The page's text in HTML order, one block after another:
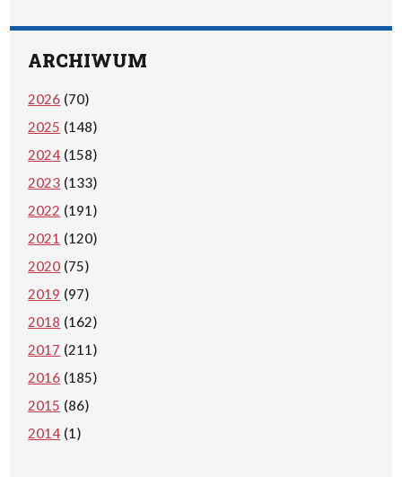
ARCHIWUM
2026 (70)
2025 (148)
2024 (158)
2023 (133)
2022 (191)
2021 (120)
2020 (75)
2019 (97)
2018 (162)
2017 (211)
2016 (185)
2015 (86)
2014 (1)